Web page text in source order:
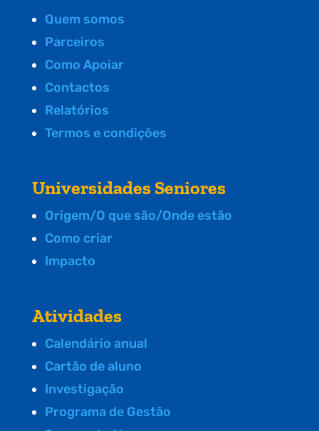
Quem somos
Parceiros
Como Apoiar
Contactos
Relatórios
Termos e condições
Universidades Seniores
Origem/O que são/Onde estão
Como criar
Impacto
Atividades
Calendário anual
Cartão de aluno
Investigação
Programa de Gestão